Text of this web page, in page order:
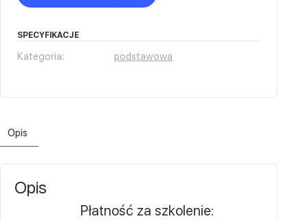
SPECYFIKACJE
Kategoria: podstawowa
Opis
Opis
Płatność za szkolenie: